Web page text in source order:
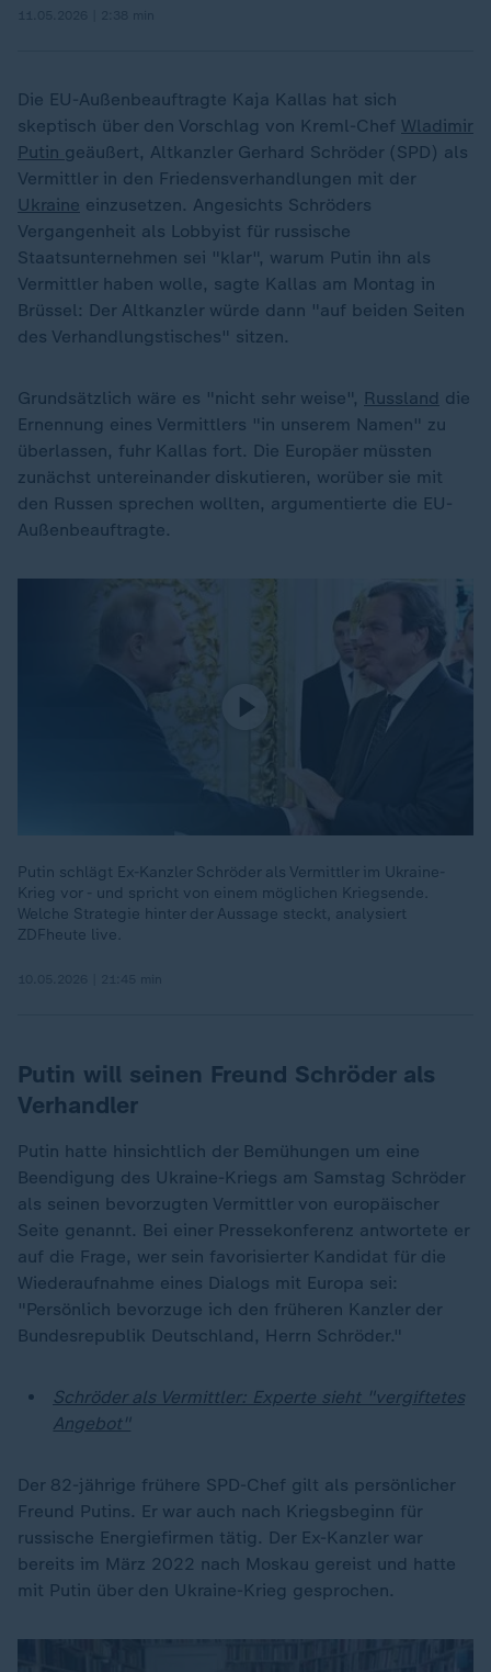
Die EU-Außenbeauftragte Kaja Kallas hat sich
skeptisch über den Vorschlag von Kreml-Chef Wladimir
Putin geäußert, Altkanzler Gerhard Schröder (SPD) als
Vermittler in den Friedensverhandlungen mit der
Ukraine einzusetzen. Angesichts Schröders
Vergangenheit als Lobbyist für russische
Staatsunternehmen sei "klar", warum Putin ihn als
Vermittler haben wolle, sagte Kallas am Montag in
Brüssel: Der Altkanzler würde dann "auf beiden Seiten
des Verhandlungstisches" sitzen.
Grundsätzlich wäre es "nicht sehr weise", Russland die
Ernennung eines Vermittlers "in unserem Namen" zu
überlassen, fuhr Kallas fort. Die Europäer müssten
zunächst untereinander diskutieren, worüber sie mit
den Russen sprechen wollten, argumentierte die EU-
Außenbeauftragte.
Putin schlägt Ex-Kanzler Schröder als Vermittler im Ukraine-
Krieg vor - und spricht von einem möglichen Kriegsende.
Welche Strategie hinter der Aussage steckt, analysiert
ZDFheute live.
Putin will seinen Freund Schröder als
Verhandler
Putin hatte hinsichtlich der Bemühungen um eine
Beendigung des Ukraine-Kriegs am Samstag Schröder
als seinen bevorzugten Vermittler von europäischer
Seite genannt. Bei einer Pressekonferenz antwortete er
auf die Frage, wer sein favorisierter Kandidat für die
Wiederaufnahme eines Dialogs mit Europa sei:
"Persönlich bevorzuge ich den früheren Kanzler der
Bundesrepublik Deutschland, Herrn Schröder."
Schröder als Vermittler: Experte sieht "vergiftetes
Angebot"
Der 82-jährige frühere SPD-Chef gilt als persönlicher
Freund Putins. Er war auch nach Kriegsbeginn für
russische Energiefirmen tätig. Der Ex-Kanzler war
bereits im März 2022 nach Moskau gereist und hatte
mit Putin über den Ukraine-Krieg gesprochen.